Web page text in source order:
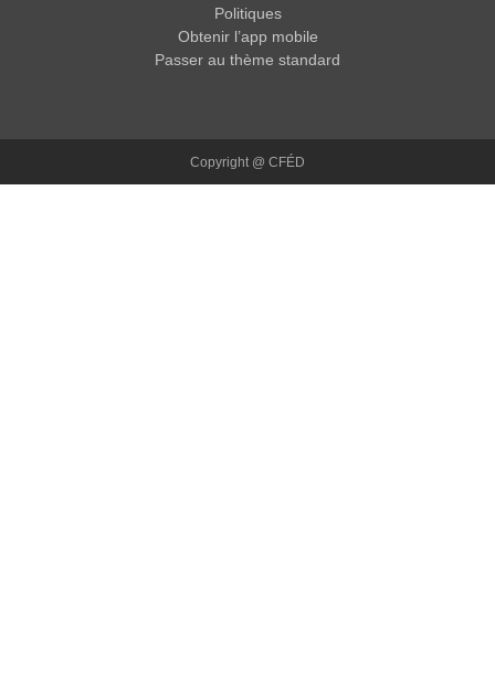
Politiques
Obtenir l’app mobile
Passer au thème standard
Copyright @ CFÉD